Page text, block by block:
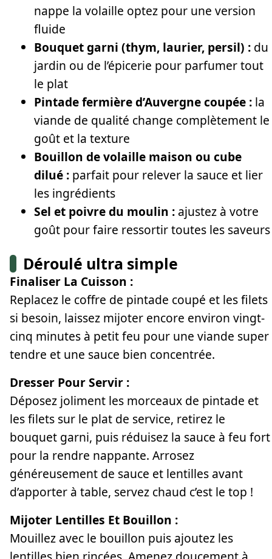
nappe la volaille optez pour une version
fluide
Bouquet garni (thym, laurier, persil) : du
jardin ou de l’épicerie pour parfumer tout
le plat
Pintade fermière d’Auvergne coupée : la
viande de qualité change complètement le
goût et la texture
Bouillon de volaille maison ou cube
dilué : parfait pour relever la sauce et lier
les ingrédients
Sel et poivre du moulin : ajustez à votre
goût pour faire ressortir toutes les saveurs
Déroulé ultra simple
Finaliser La Cuisson :
Replacez le coffre de pintade coupé et les filets
si besoin, laissez mijoter encore environ vingt-
cinq minutes à petit feu pour une viande super
tendre et une sauce bien concentrée.
Dresser Pour Servir :
Déposez joliment les morceaux de pintade et
les filets sur le plat de service, retirez le
bouquet garni, puis réduisez la sauce à feu fort
pour la rendre nappante. Arrosez
généreusement de sauce et lentilles avant
d’apporter à table, servez chaud c’est le top !
Mijoter Lentilles Et Bouillon :
Mouillez avec le bouillon puis ajoutez les